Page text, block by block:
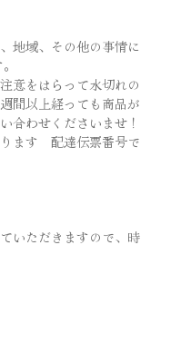
地域、その他の事情に
意をはらって水切れの
間以上経っても商品が
合わせくださいませ！
ります 配達伝票番号で
いただきますので、時